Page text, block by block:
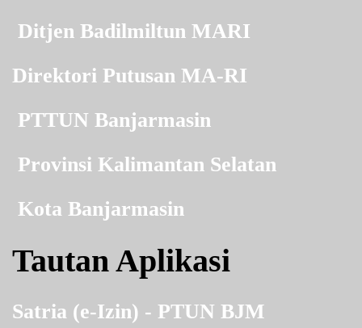
Ditjen Badilmiltun MARI
Direktori Putusan MA-RI
PTTUN Banjarmasin
Provinsi Kalimantan Selatan
Kota Banjarmasin
Tautan Aplikasi
Satria (e-Izin) - PTUN BJM